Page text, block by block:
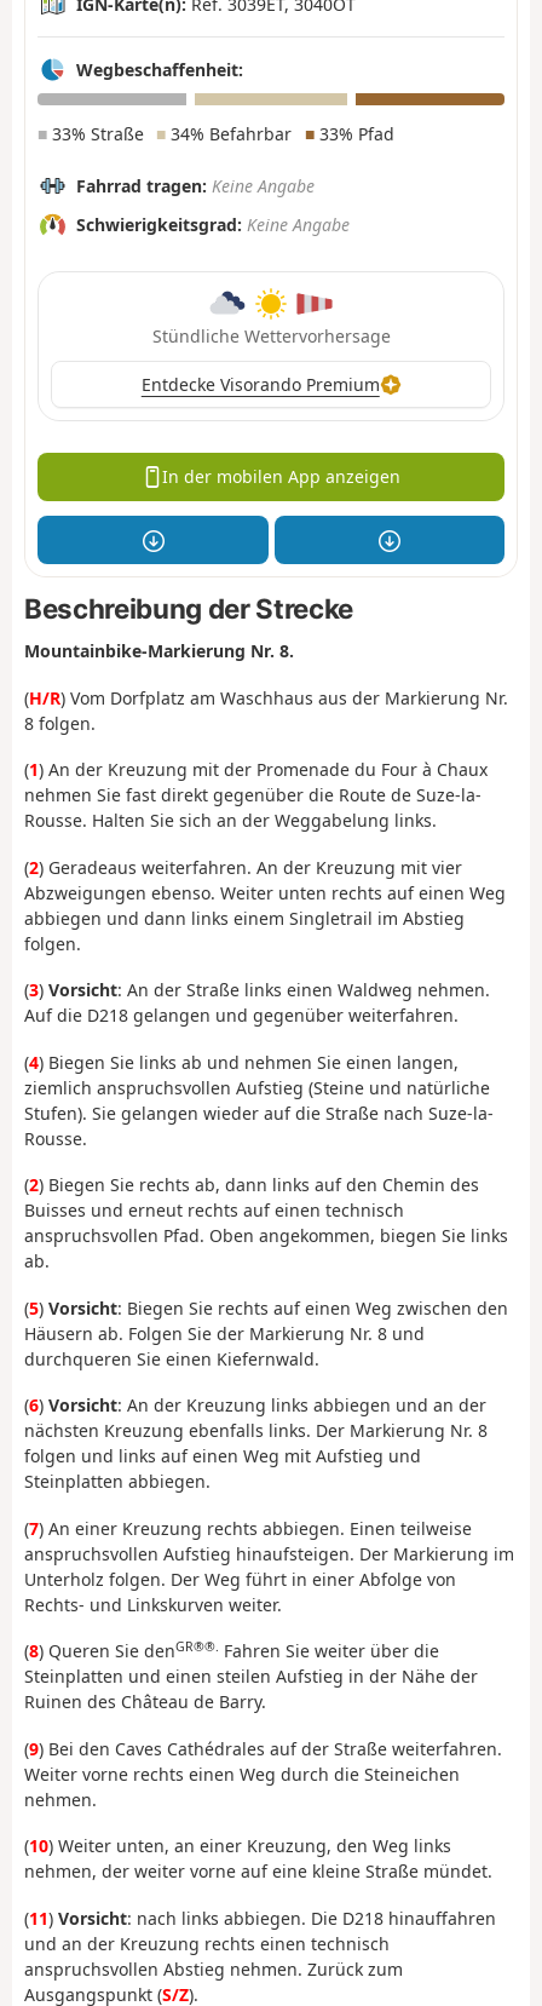
Wegbeschaffenheit:
■ 33% Straße ■ 34% Befahrbar ■33% Pfad
Fahrrad tragen: Keine Angabe
Schwierigkeitsgrad: Keine Angabe
Stündliche Wettervorhersage
Entdecke Visorando Premium
In der mobilen App anzeigen
Beschreibung der Strecke
Mountainbike-Markierung Nr. 8.
(H/R) Vom Dorfplatz am Waschhaus aus der Markierung Nr.
8 folgen.
(1) An der Kreuzung mit der Promenade du Four à Chaux
nehmen Sie fast direkt gegenüber die Route de Suze-la-
Rousse. Halten Sie sich an der Weggabelung links.
(2) Geradeaus weiterfahren. An der Kreuzung mit vier
Abzweigungen ebenso. Weiter unten rechts auf einen Weg
abbiegen und dann links einem Singletrail im Abstieg
folgen.
(3) Vorsicht: An der Straße links einen Waldweg nehmen.
Auf die D218 gelangen und gegenüber weiterfahren.
(4) Biegen Sie links ab und nehmen Sie einen langen,
ziemlich anspruchsvollen Aufstieg (Steine und natürliche
Stufen). Sie gelangen wieder auf die Straße nach Suze-la-
Rousse.
(2) Biegen Sie rechts ab, dann links auf den Chemin des
Buisses und erneut rechts auf einen technisch
anspruchsvollen Pfad. Oben angekommen, biegen Sie links
ab.
(5) Vorsicht: Biegen Sie rechts auf einen Weg zwischen den
Häusern ab. Folgen Sie der Markierung Nr. 8 und
durchqueren Sie einen Kiefernwald.
(6) Vorsicht: An der Kreuzung links abbiegen und an der
nächsten Kreuzung ebenfalls links. Der Markierung Nr. 8
folgen und links auf einen Weg mit Aufstieg und
Steinplatten abbiegen.
(7) An einer Kreuzung rechts abbiegen. Einen teilweise
anspruchsvollen Aufstieg hinaufsteigen. Der Markierung im
Unterholz folgen. Der Weg führt in einer Abfolge von
Rechts- und Linkskurven weiter.
(8) Queren Sie denGR®®. Fahren Sie weiter über die
Steinplatten und einen steilen Aufstieg in der Nähe der
Ruinen des Château de Barry.
(9) Bei den Caves Cathédrales auf der Straße weiterfahren.
Weiter vorne rechts einen Weg durch die Steineichen
nehmen.
(10) Weiter unten, an einer Kreuzung, den Weg links
nehmen, der weiter vorne auf eine kleine Straße mündet.
(11) Vorsicht: nach links abbiegen. Die D218 hinauffahren
und an der Kreuzung rechts einen technisch
anspruchsvollen Abstieg nehmen. Zurück zum
Ausgangspunkt (S/Z).